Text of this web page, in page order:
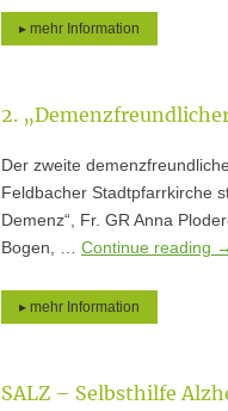
▸ mehr Information
2.
Der zweite
Feldbacher Stadtpfarrkirche
Demenz“, Fr. GR Anna
Bogen, … Continue reading →
▸ mehr Information
SALZ – Selbsthilfe